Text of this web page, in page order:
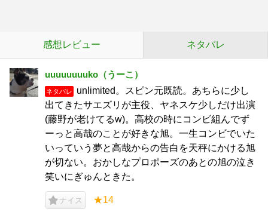
感想レビュー ネタバレ
uuuuuuuuko（うーこ）
ネタバレ
unlimited。スピン元既読。あちらに少し
出てきたサエズリが主役、ヤネスケ少しだけ出演
(藤野が老けてるw)。高校の時にコンビ組んでず
ーっと高哉のことが好きな旭。一生コンビでいた
いっていう夢と高哉からの告白を天秤にかける旭
が切ない。おかしなプロポーズのあとの旭の泣き
笑いにぎゅんときた。
ナイス ★14